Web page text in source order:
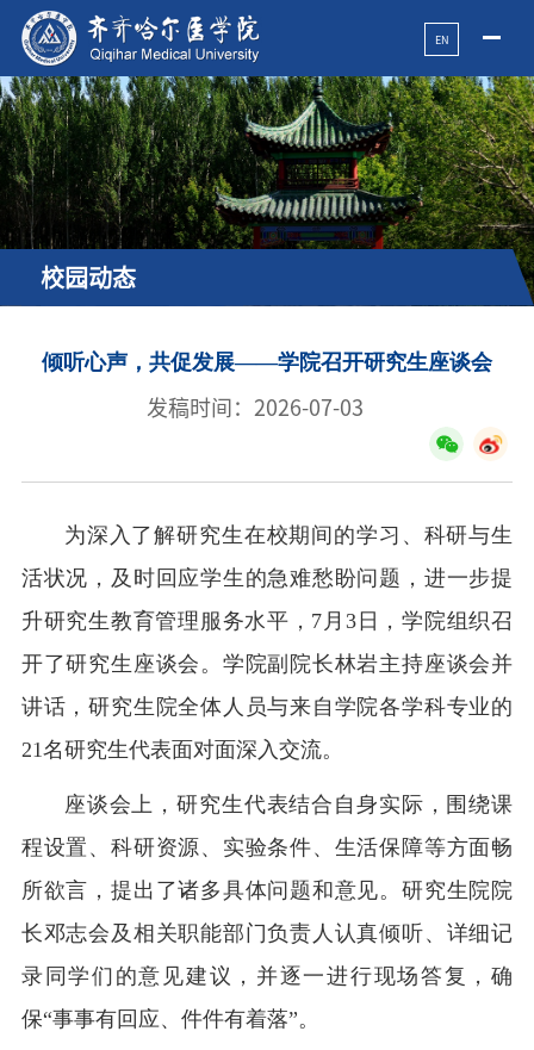
EN
校园动态
倾听心声，共促发展——学院召开研究生座谈会
发稿时间：2026-07-03
为深入了解研究生在校期间的学习、科研与生
活状况，及时回应学生的急难愁盼问题，进一步提
升研究生教育管理服务水平，7月3日，学院组织召
开了研究生座谈会。学院副院长林岩主持座谈会并
讲话，研究生院全体人员与来自学院各学科专业的
21名研究生代表面对面深入交流。
座谈会上，研究生代表结合自身实际，围绕课
程设置、科研资源、实验条件、生活保障等方面畅
所欲言，提出了诸多具体问题和意见。研究生院院
长邓志会及相关职能部门负责人认真倾听、详细记
录同学们的意见建议，并逐一进行现场答复，确
保“事事有回应、件件有着落”。